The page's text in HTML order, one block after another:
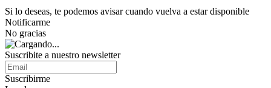
Si lo deseas, te podemos avisar cuando vuelva a estar disponible
Notificarme
No gracias
Suscribite a nuestro newsletter
Suscribirme